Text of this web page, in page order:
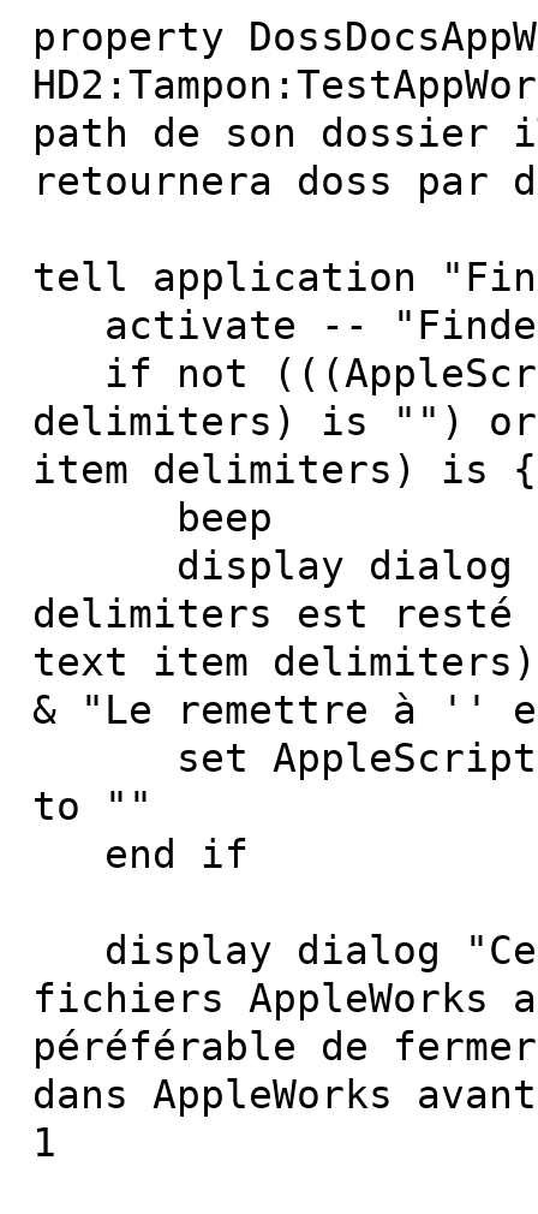
property
path de son dossier
retournera doss par
tell application
activate --
if not
delimiters) is "")
item delimiters) is
beep
display dialog
delimiters est
text item
& "Le remettre à ''
set
to ""
end if
display dialog
fichiers AppleWorks
péréférable de
dans AppleWorks
1